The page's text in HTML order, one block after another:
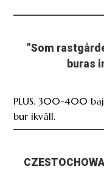
”Som
buras
PLUS. 300-400
bur ikväll.